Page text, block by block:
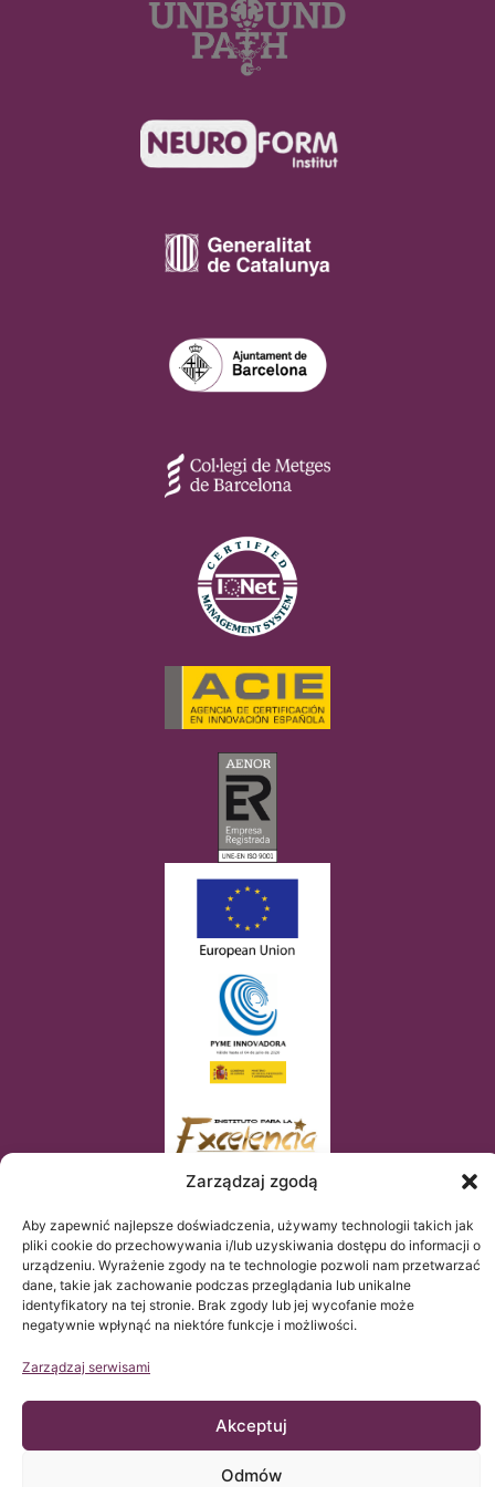
Zarządzaj zgodą
Aby zapewnić najlepsze doświadczenia, używamy technologii takich jak
pliki cookie do przechowywania i/lub uzyskiwania dostępu do informacji o
urządzeniu. Wyrażenie zgody na te technologie pozwoli nam przetwarzać
dane, takie jak zachowanie podczas przeglądania lub unikalne
identyfikatory na tej stronie. Brak zgody lub jej wycofanie może
negatywnie wpłynąć na niektóre funkcje i możliwości.
Zarządzaj serwisami
Akceptuj
Odmów
© Copyright Institut Chiari 2025
Instytut Chiari & Siringomielia & Escoliosis de Barcelona (ICSEB)
spełnia wymogi Rozporządzenia UE 2016/679 (RGPD).
tekstu oryginalnego umieszczonego na stronie web po